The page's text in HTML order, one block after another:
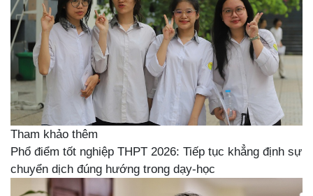
Tham khảo thêm
Phổ điểm tốt nghiệp THPT 2026: Tiếp tục khẳng định sự
chuyển dịch đúng hướng trong dạy-học